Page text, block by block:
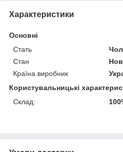
Характеристики
Основні
Стать
Стан
Країна виробник
Користувальницькі
Склад: